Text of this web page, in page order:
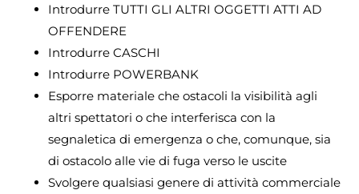
Introdurre TUTTI GLI ALTRI OGGETTI ATTI AD
OFFENDERE
Introdurre CASCHI
Introdurre POWERBANK
Esporre materiale che ostacoli la visibilità agli
altri spettatori o che interferisca con la
segnaletica di emergenza o che, comunque, sia
di ostacolo alle vie di fuga verso le uscite
Svolgere qualsiasi genere di attività commerciale